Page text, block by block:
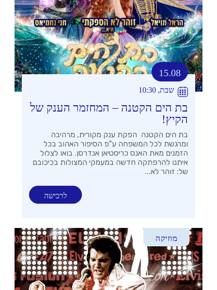
15.08
שבת, 10:30
בת הים הקטנה – המחזמר הענק של
הקיץ!
בת הים הקטנה הפקת ענק מקורית, מרהיבה
ומרגשת לכל המשפחה ע"פ הסיפור האהוב בכל
הזמנים מאת האנס כריסטיאן אנדרסן. בואו לצלול
איתנו להרפתקה חדשה במעמקי המצולות בכיכובם
של: זוהר לא...
לרכישה
מוזיקה